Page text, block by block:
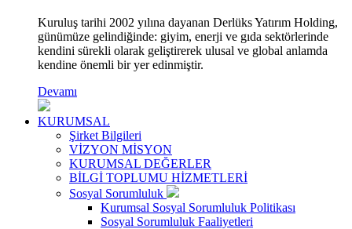
Kuruluş tarihi 2002 yılına dayanan Derlüks Yatırım Holding,
günümüze gelindiğinde: giyim, enerji ve gıda sektörlerinde
kendini sürekli olarak geliştirerek ulusal ve global anlamda
kendine önemli bir yer edinmiştir.
Devamı
KURUMSAL
Şirket Bilgileri
VİZYON MİSYON
KURUMSAL DEĞERLER
BİLGİ TOPLUMU HİZMETLERİ
Sosyal Sorumluluk
Kurumsal Sosyal Sorumluluk Politikası
Sosyal Sorumluluk Faaliyetleri